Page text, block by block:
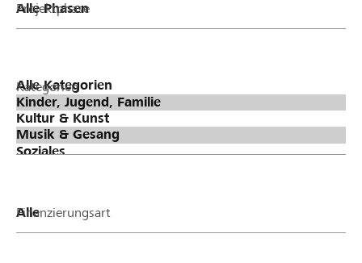
Projektphase
Kategorien
Finanzierungsart